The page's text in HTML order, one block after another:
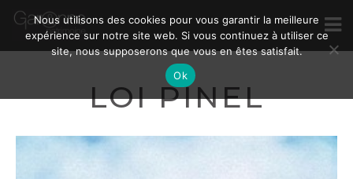
LOI PINEL
Nous utilisons des cookies pour vous garantir la meilleure
expérience sur notre site web. Si vous continuez à utiliser ce
site, nous supposerons que vous en êtes satisfait.
Ok